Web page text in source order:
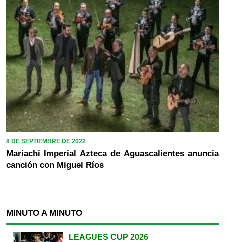
8 DE SEPTIEMBRE DE 2022
Mariachi Imperial Azteca de Aguascalientes anuncia
canción con Miguel Ríos
MINUTO A MINUTO
LEAGUES CUP 2026